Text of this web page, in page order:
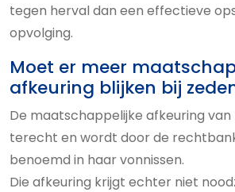
tegen herval dan een effectieve
opvolging.
Moet er meer
afkeuring blijken bij
De maatschappelijke afkeuring van
terecht en wordt door de
benoemd in haar vonnissen.
Die afkeuring krijgt echter niet